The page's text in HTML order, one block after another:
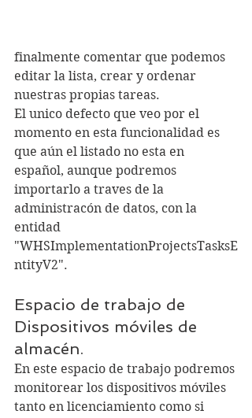
finalmente comentar que podemos
editar la lista, crear y ordenar
nuestras propias tareas.
El unico defecto que veo por el
momento en esta funcionalidad es
que aún el listado no esta en
español, aunque podremos
importarlo a traves de la
administracón de datos, con la
entidad
"WHSImplementationProjectsTasksE
ntityV2".
Espacio de trabajo de
Dispositivos móviles de
almacén.
En este espacio de trabajo podremos
monitorear los dispositivos móviles
tanto en licenciamiento como si